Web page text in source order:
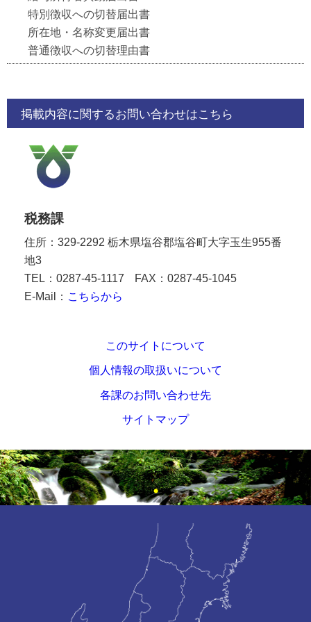
特別徴収への切替届出書
所在地・名称変更届出書
普通徴収への切替理由書
掲載内容に関するお問い合わせはこちら
税務課
住所：329-2292 栃木県塩谷郡塩谷町大字玉生955番
地3
TEL：0287-45-1117
FAX：0287-45-1045
E-Mail： こちらから
このサイトについて
個人情報の取扱いについて
各課のお問い合わせ先
サイトマップ